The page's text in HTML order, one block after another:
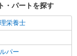
～）活躍中
与あり
・パートを探す
栄養士
パー